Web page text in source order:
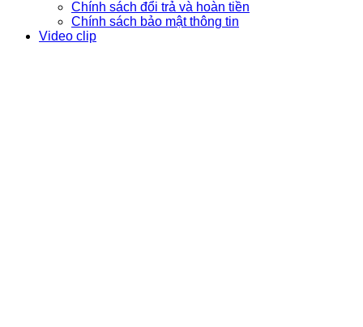
Chính sách đổi trả và hoàn tiền
Chính sách bảo mật thông tin
Video clip